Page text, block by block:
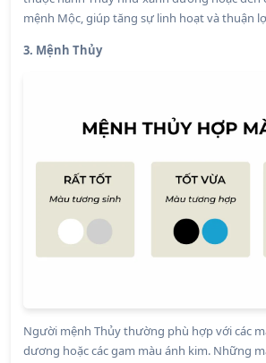
mệnh Mộc, giúp tăng sự linh hoạt và thuận
3. Mệnh Thủy
Người mệnh Thủy thường phù hợp với các
dương hoặc các gam màu ánh kim. Những